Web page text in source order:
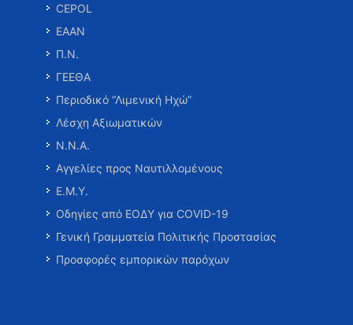
CEPOL
ΕΑΑΝ
Π.Ν.
ΓΕΕΘΑ
Περιοδικό “Λιμενική Ηχώ”
Λέσχη Αξιωματικών
Ν.Ν.Α.
Αγγελίες προς Ναυτιλλομένους
Ε.Μ.Υ.
Οδηγίες από ΕΟΔΥ για COVID-19
Γενική Γραμματεία Πολιτικής Προστασίας
Προσφορές εμπορικών παρόχων